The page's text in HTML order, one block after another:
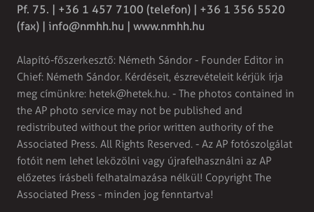
Pf. 75. | +36 1 457 7100 (telefon) | +36 1 356 5520
(fax) | info@nmhh.hu | www.nmhh.hu
Alapító-főszerkesztő: Németh Sándor - Founder Editor in
Chief: Németh Sándor. Kérdéseit, észrevételeit kérjük írja
meg címünkre: hetek@hetek.hu. - The photos contained in
the AP photo service may not be published and
redistributed without the prior written authority of the
Associated Press. All Rights Reserved. - Az AP fotószolgálat
fotóit nem lehet leközölni vagy újrafelhasználni az AP
előzetes írásbeli felhatalmazása nélkül! Copyright The
Associated Press - minden jog fenntartva!